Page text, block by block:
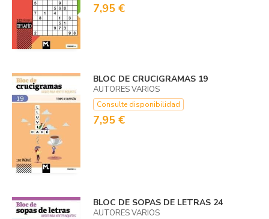
7,95 €
BLOC DE CRUCIGRAMAS 19
AUTORES VARIOS
Consulte disponibilidad
7,95 €
BLOC DE SOPAS DE LETRAS 24
AUTORES VARIOS